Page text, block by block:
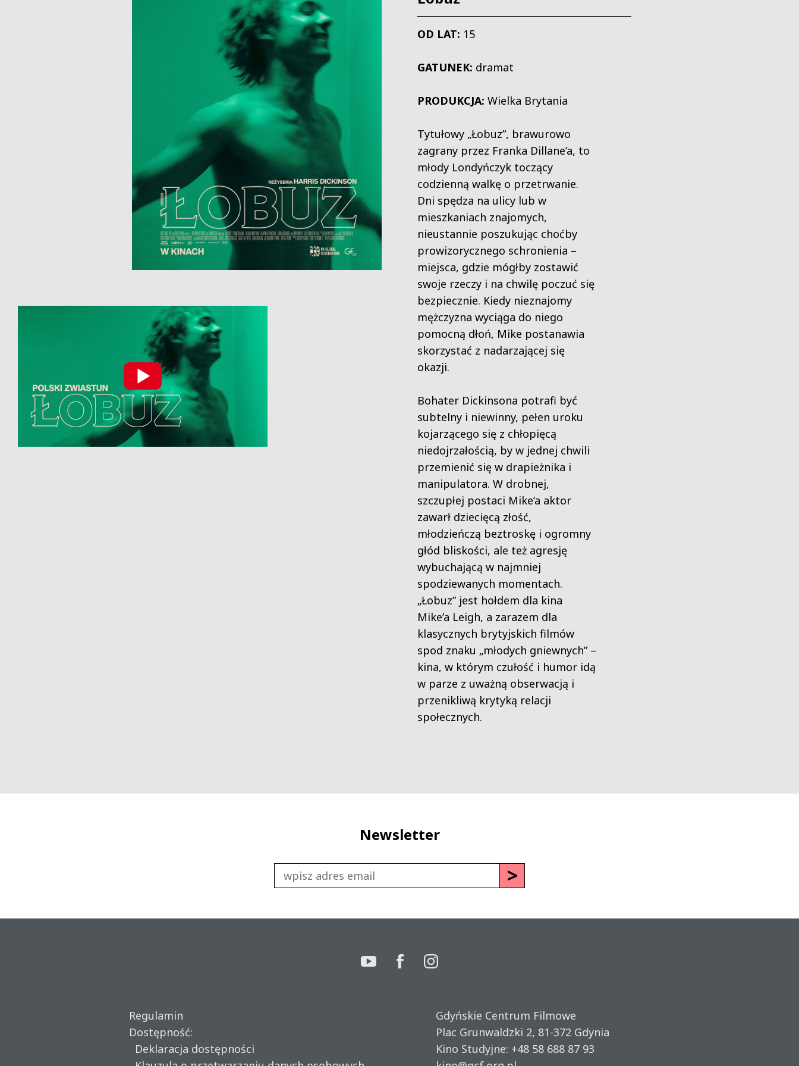
OD LAT: 15
GATUNEK: dramat
PRODUKCJA: Wielka Brytania
Tytułowy „Łobuz”, brawurowo
zagrany przez Franka Dillane’a, to
młody Londyńczyk toczący
codzienną walkę o przetrwanie.
Dni spędza na ulicy lub w
mieszkaniach znajomych,
nieustannie poszukując choćby
prowizorycznego schronienia –
miejsca, gdzie mógłby zostawić
swoje rzeczy i na chwilę poczuć się
bezpiecznie. Kiedy nieznajomy
mężczyzna wyciąga do niego
pomocną dłoń, Mike postanawia
skorzystać z nadarzającej się
okazji.
Bohater Dickinsona potrafi być
subtelny i niewinny, pełen uroku
kojarzącego się z chłopięcą
niedojrzałością, by w jednej chwili
przemienić się w drapieżnika i
manipulatora. W drobnej,
szczupłej postaci Mike’a aktor
zawarł dziecięcą złość,
młodzieńczą beztroskę i ogromny
głód bliskości, ale też agresję
wybuchającą w najmniej
spodziewanych momentach.
„Łobuz” jest hołdem dla kina
Mike’a Leigh, a zarazem dla
klasycznych brytyjskich filmów
spod znaku „młodych gniewnych” –
kina, w którym czułość i humor idą
w parze z uważną obserwacją i
przenikliwą krytyką relacji
społecznych.
Newsletter
Regulamin
Dostępność:
Deklaracja dostępności
Gdyńskie Centrum Filmowe
Plac Grunwaldzki 2, 81-372 Gdynia
Kino Studyjne: +48 58 688 87 93